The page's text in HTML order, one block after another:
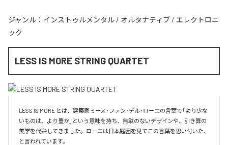
ジャンル： インストゥルメンタル / オルタナティブ / エレクトロニ
ック
LESS IS MORE STRING QUARTET
LESS IS MORE とは、建築家ミース･ファン･デル･ローエの言葉で「より少な
いものは、より豊か」という意味を持ち、無駄のないデザインや、引き算の
美学を代弁してきました。ローエは日本庭園を見てこの言葉を思い付いた、
と言われています。